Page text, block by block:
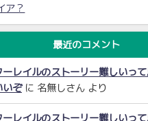
ア？
最近のコメント
ーレイルのストーリー難しいっ
いぞに 名無しさん より
ーレイルのストーリー難しいっ